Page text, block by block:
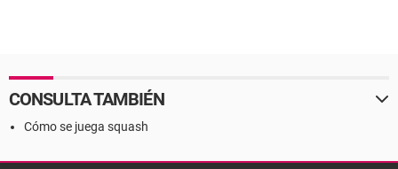
CONSULTA TAMBIÉN
Cómo se juega squash